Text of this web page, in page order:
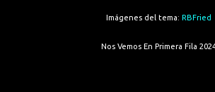
Imágenes del tema: RBFried
Nos Vemos En Primera Fila